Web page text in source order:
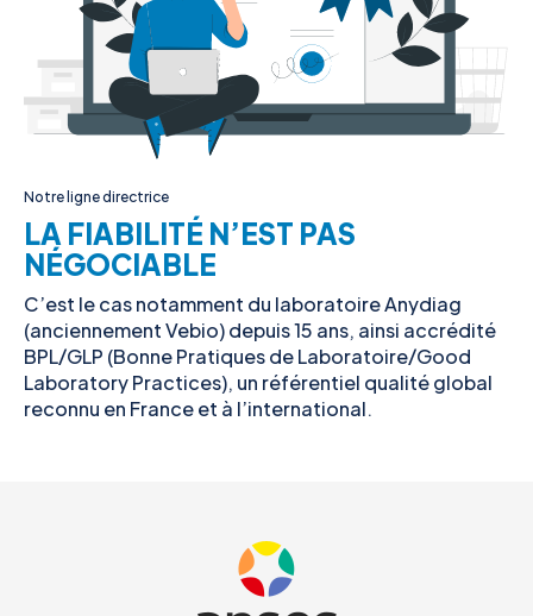
Notre ligne directrice
LA FIABILITÉ N’EST PAS
NÉGOCIABLE
C’est le cas notamment du laboratoire Anydiag
(anciennement Vebio) depuis 15 ans, ainsi accrédité
BPL/GLP (Bonne Pratiques de Laboratoire/Good
Laboratory Practices), un référentiel qualité global
reconnu en France et à l’international.